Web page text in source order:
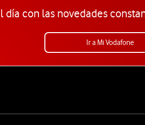
día con las novedades
Ir a Mi Vodafone